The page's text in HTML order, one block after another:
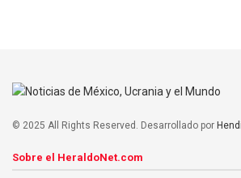
© 2025 All Rights Reserved. Desarrollado por
Sobre el HeraldoNet.com